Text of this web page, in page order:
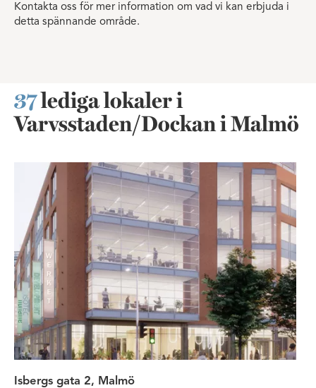
Kontakta oss för mer information om vad vi kan erbjuda i
detta spännande område.
37lediga lokaler i
Varvsstaden/Dockan i Malmö
Fantastiskt läge vid klaffbron i
Isbergs gata 2, Malmö